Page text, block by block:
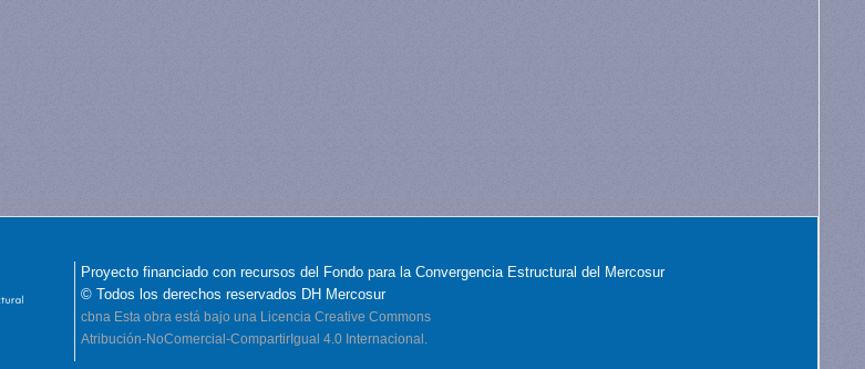
Proyecto financiado con recursos del Fondo para la Convergencia Estructural del Mercosur
© Todos los derechos reservados DH Mercosur
cbna Esta obra está bajo una Licencia Creative Commons
Atribución-NoComercial-CompartirIgual 4.0 Internacional.